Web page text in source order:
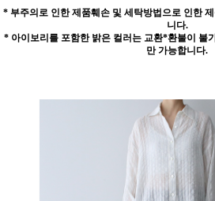
* 부주의로 인한 제품훼손 및 세탁방법으로 인한
니다.
* 아이보리를 포함한 밝은 컬러는 교환*환불이 불
만 가능합니다.